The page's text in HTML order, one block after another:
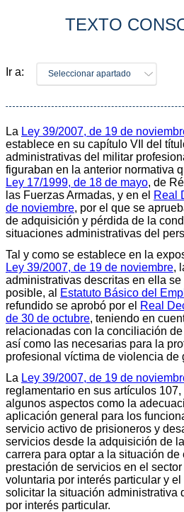
TEXTO
Ir a: Seleccionar apartado
La Ley 39/2007, de 19 de
establece en su capítulo VIl del
administrativas del militar
figuraban en la anterior normativa
Ley 17/1999, de 18 de mayo, de
las Fuerzas Armadas, y en el Real
de noviembre, por el que se
de adquisición y pérdida de la
situaciones administrativas del
Tal y como se establece en la
Ley 39/2007, de 19 de noviembre,
administrativas descritas en ella
posible, al
Estatuto Básico del
refundido se aprobó por el Real
de 30 de octubre, teniendo en
relacionadas con la conciliación
así como las necesarias para la
profesional víctima de violencia de
La Ley 39/2007, de 19 de
reglamentario en sus artículos 107,
algunos aspectos como la
aplicación general para los
servicio activo de prisioneros y
servicios desde la adquisición de
carrera para optar a la situación de
prestación de servicios en el
voluntaria por interés particular y
solicitar la situación administrativa
por interés particular.